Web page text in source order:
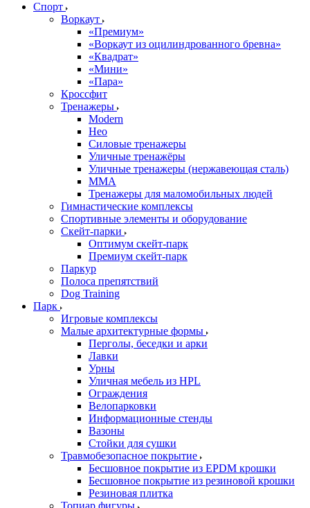
Спорт
Воркаут
«Премиум»
«Воркаут из оцилиндрованного бревна»
«Квадрат»
«Мини»
«Пара»
Кроссфит
Тренажеры
Modern
Нео
Силовые тренажеры
Уличные тренажёры
Уличные тренажеры (нержавеющая сталь)
ММА
Тренажеры для маломобильных людей
Гимнастические комплексы
Спортивные элементы и оборудование
Скейт-парки
Оптимум скейт-парк
Премиум скейт-парк
Паркур
Полоса препятствий
Dog Training
Парк
Игровые комплексы
Малые архитектурные формы
Перголы, беседки и арки
Лавки
Урны
Уличная мебель из HPL
Ограждения
Велопарковки
Информационные стенды
Вазоны
Стойки для сушки
Травмобезопасное покрытие
Бесшовное покрытие из EPDM крошки
Бесшовное покрытие из резиновой крошки
Резиновая плитка
Топиар фигуры